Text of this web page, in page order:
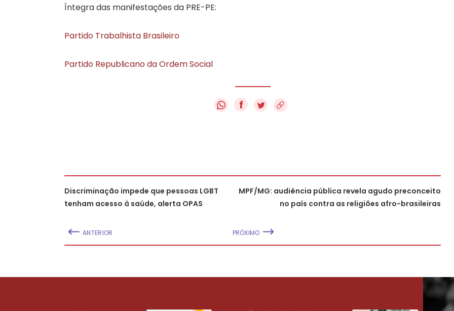
Íntegra das manifestações da PRE-PE:
Partido Trabalhista Brasileiro
Partido Republicano da Ordem Social
f
Discriminação impede que pessoas LGBT
tenham acesso à saúde, alerta OPAS
ANTERIOR
MPF/MG: audiência pública revela agudo preconceito
no país contra as religiões afro-brasileiras
PRÓXIMO